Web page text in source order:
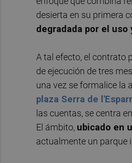
desierta en su primera
degradada por el uso
A tal efecto, el contrato
de ejecución de tres
una vez se formalice la
plaza Serra de
las cuentas, se centra en
El ámbito, ubicado en
actualmente un parque